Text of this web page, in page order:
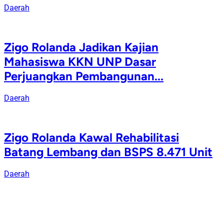
Daerah
Zigo Rolanda Jadikan Kajian
Mahasiswa KKN UNP Dasar
Perjuangkan Pembangunan...
Daerah
Zigo Rolanda Kawal Rehabilitasi
Batang Lembang dan BSPS 8.471 Unit
Daerah